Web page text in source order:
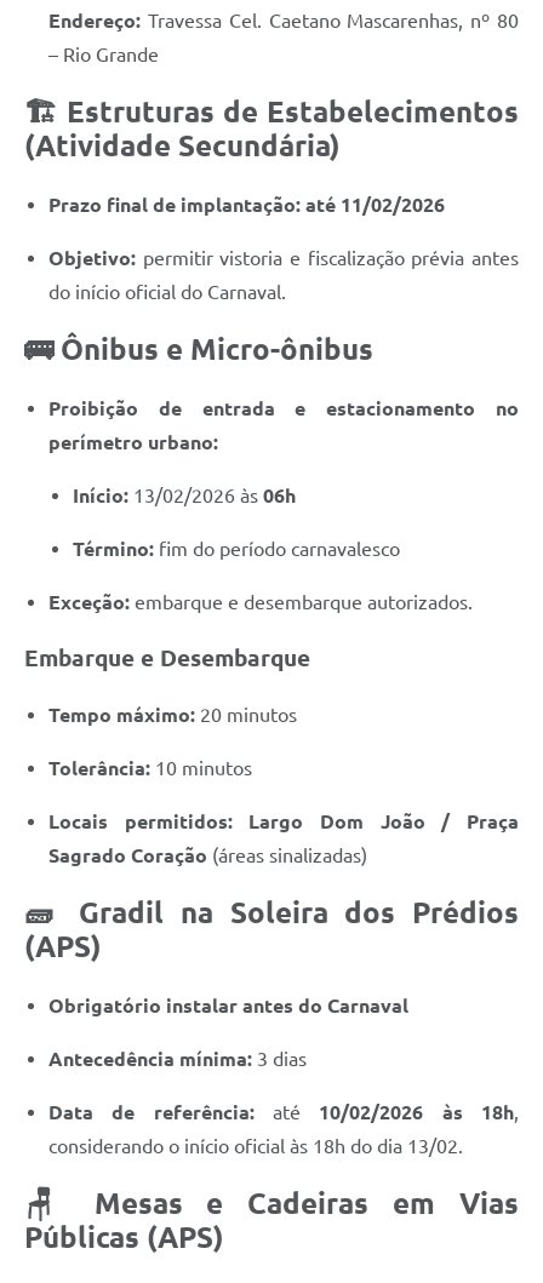
Endereço: Travessa Cel. Caetano Mascarenhas, nº 80
– Rio Grande
🏗️ Estruturas de Estabelecimentos
(Atividade Secundária)
Prazo final de implantação: até 11/02/2026
Objetivo: permitir vistoria e fiscalização prévia antes
do início oficial do Carnaval.
🚌 Ônibus e Micro-ônibus
Proibição de entrada e estacionamento no
perímetro urbano:
Início: 13/02/2026 às 06h
Término: fim do período carnavalesco
Exceção: embarque e desembarque autorizados.
Embarque e Desembarque
Tempo máximo: 20 minutos
Tolerância: 10 minutos
Locais permitidos:
Largo Dom João / Praça
Sagrado Coração (áreas sinalizadas)
🧱 Gradil na Soleira dos Prédios
(APS)
Obrigatório instalar antes do Carnaval
Antecedência mínima: 3 dias
Data de referência:até 10/02/2026 às 18h,
considerando o início oficial às 18h do dia 13/02.
🪑 Mesas e Cadeiras em Vias
Públicas (APS)